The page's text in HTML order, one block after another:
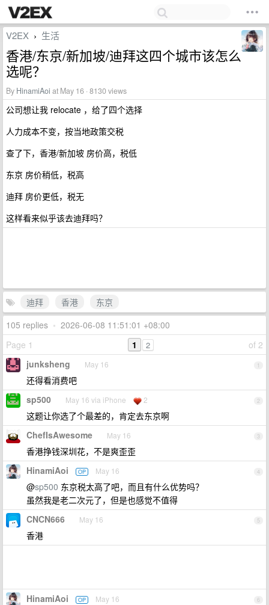
V2EX › 生活
香港/东京/新加坡/迪拜这四个城市该怎么
选呢？
By HinamiAoi at May 16 · 8130 views
公司想让我 relocate ，给了四个选择
人力成本不变，按当地政策交税
查了下，香港/新加坡 房价高，税低
东京 房价稍低，税高
迪拜 房价更低，税无
这样看来似乎该去迪拜吗？
迪拜 香港
东京
105 replies • 2026-06-08 11:51:01 +08:00
Page 1
of 2
1 2
1
junksheng May 16
还得看消费吧
2
sp500 May 16 via iPhone 2
这题让你选了个最差的，肯定去东京啊
3
ChefIsAwesome May 16
香港挣钱深圳花，不是爽歪歪
4
HinamiAoi OP May 16
@sp500 东京税太高了吧，而且有什么优势吗？
虽然我是老二次元了，但是也感觉不值得
5
CNCN666 May 16
香港
6
HinamiAoi OP May 16